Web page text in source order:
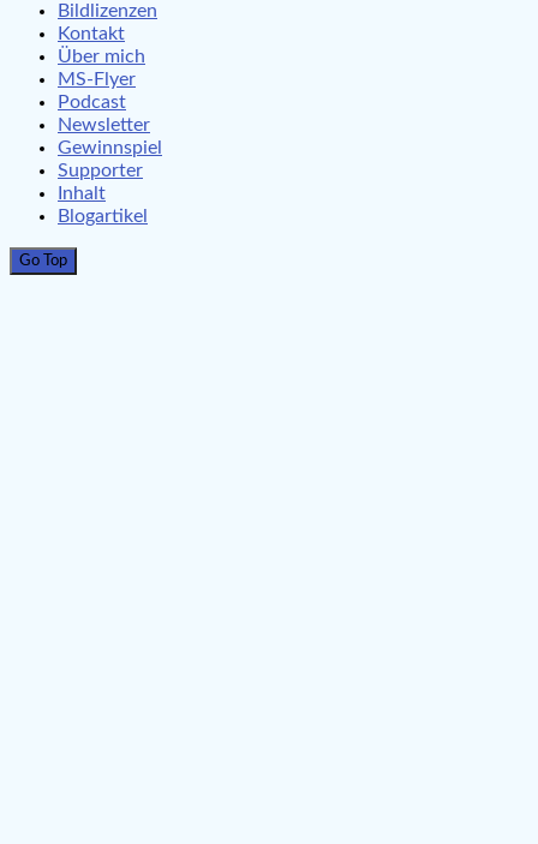
Bildlizenzen
Kontakt
Über mich
MS-Flyer
Podcast
Newsletter
Gewinnspiel
Supporter
Inhalt
Blogartikel
Go Top